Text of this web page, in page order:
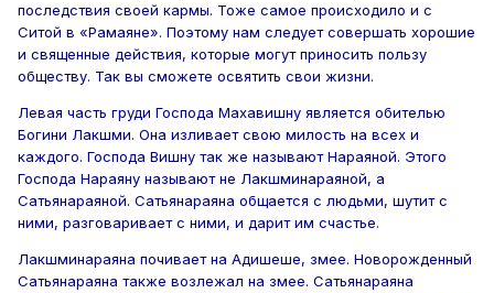
последствия своей кармы. Тоже самое происходило и с
Ситой в «Рамаяне». Поэтому нам следует совершать хорошие
и священные действия, которые могут приносить пользу
обществу. Так вы сможете освятить свои жизни.
Левая часть груди Господа Махавишну является обителью
Богини Лакшми. Она изливает свою милость на всех и
каждого. Господа Вишну так же называют Нараяной. Этого
Господа Нараяну называют не Лакшминараяной, а
Сатьянараяной. Сатьянараяна общается с людьми, шутит с
ними, разговаривает с ними, и дарит им счастье.
Лакшминараяна почивает на Адишеше, змее. Новорожденный
Сатьянараяна также возлежал на змее. Сатьянараяна